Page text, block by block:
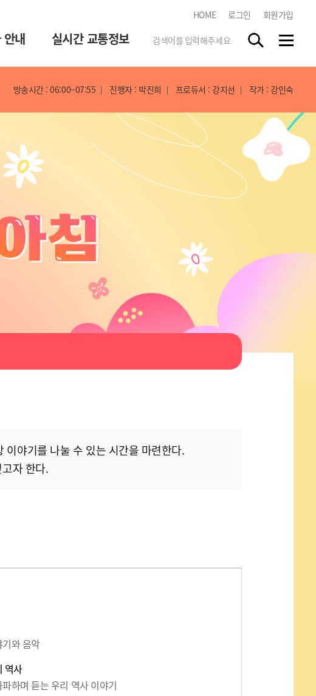
HOME 로그인 회원가입
안내 실시간 교통정보
tbn 교통방송 스마트앱
스마트폰 앱 스토어에서
"tbn"을 검색하시고 무료로
다운받으세요.
실시간 방송듣기
각 지역 라디오 방송을 청취하실
방송시간 : 06:00~07:55 진행자 : 박진희 프로듀서 : 강지선 작가 : 강인숙
야기를 나눌 수 있는 시간을 마련한다.
자 한다.
와 음악
역사
하며 듣는 우리 역사 이야기